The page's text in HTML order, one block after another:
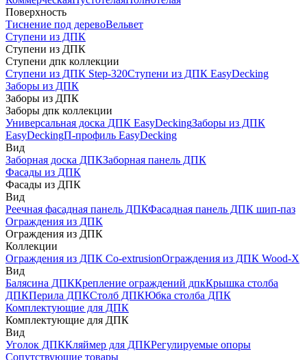
Поверхность
Тиснение под деревоВельвет
Ступени из ДПК
Ступени из ДПК
Ступени дпк коллекции
Ступени из ДПК Step-320Ступени из ДПК EasyDecking
Заборы из ДПК
Заборы из ДПК
Заборы дпк коллекции
Универсальная доска ДПК EasyDeckingЗаборы из ДПК
EasyDeckingП-профиль EasyDecking
Вид
Заборная доска ДПКЗаборная панель ДПК
Фасады из ДПК
Фасады из ДПК
Вид
Реечная фасадная панель ДПКФасадная панель ДПК шип-паз
Ограждения из ДПК
Ограждения из ДПК
Коллекции
Ограждения из ДПК Co-extrusionОграждения из ДПК Wood-X
Вид
Балясина ДПККрепление ограждений дпкКрышка столба
ДПКПерила ДПКСтолб ДПКЮбка столба ДПК
Комплектующие для ДПК
Комплектующие для ДПК
Вид
Уголок ДПККляймер для ДПКРегулируемые опоры
Сопутствующие товары